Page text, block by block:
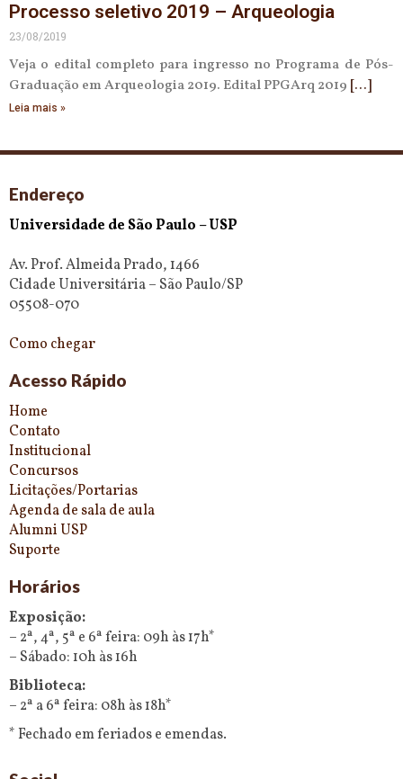
Processo seletivo 2019 – Arqueologia
23/08/2019
Veja o edital completo para ingresso no Programa de Pós-
Graduação em Arqueologia 2019. Edital PPGArq 2019
Leia mais »
Endereço
Universidade de São Paulo – USP
Av. Prof. Almeida Prado, 1466
Cidade Universitária – São Paulo/SP
05508-070
Como chegar
Acesso Rápido
Home
Contato
Institucional
Concursos
Licitações/Portarias
Agenda de sala de aula
Alumni USP
Suporte
Horários
Exposição:
– 2ª, 4ª, 5ª e 6ª feira: 09h às 17h*
– Sábado: 10h às 16h
Biblioteca:
– 2ª a 6ª feira: 08h às 18h*
* Fechado em feriados e emendas.